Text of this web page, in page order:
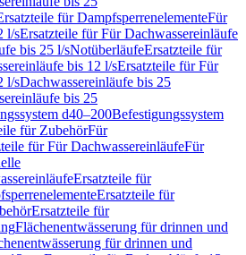
für DampfsperrenelementeFür
l/sErsatzteile für Für Dachwassereinläufe
bis 25 l/sNotüberläufeErsatzteile für
bis 12 l/sErsatzteile für Für
l/sDachwassereinläufe bis 25
bis 25
d40–200Befestigungssystem
für ZubehörFür
für Für DachwassereinläufeFür
Ersatzteile für
Ersatzteile für
Ersatzteile für
Flächenentwässerung für drinnen und
für drinnen und